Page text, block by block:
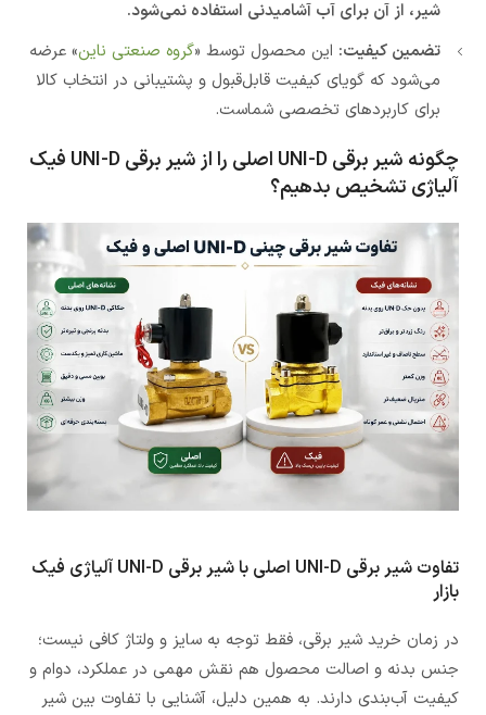
شیر، از آن برای آب آشامیدنی استفاده نمی‌شود.
تضمین کیفیت: این محصول توسط «گروه صنعتی ناین» عرضه
می‌شود که گویای کیفیت قابل‌قبول و پشتیبانی در انتخاب کالا
برای کاربردهای تخصصی شماست.
چگونه شیر برقی UNI-D اصلی را از شیر برقی UNI-D فیک
آلیاژی تشخیص بدهیم؟
تفاوت شیر برقی UNI-D اصلی با شیر برقی UNI-D آلیاژی فیک
بازار
در زمان خرید شیر برقی، فقط توجه به سایز و ولتاژ کافی نیست؛
جنس بدنه و اصالت محصول هم نقش مهمی در عملکرد، دوام و
کیفیت آب‌بندی دارند. به همین دلیل، آشنایی با تفاوت بین شیر